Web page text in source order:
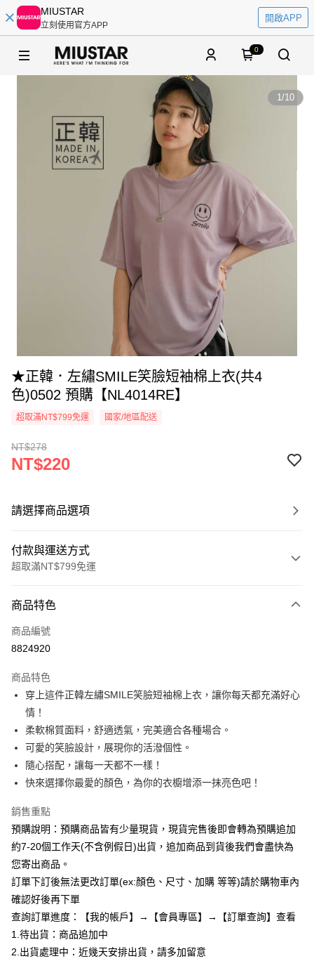
MIUSTAR
立刻使用官方APP
開啟APP
0
1/10
★正韓．左繡SMILE笑臉短袖棉上衣(共4
色)0502 預購【NL4014RE】
超取滿NT$799免運 國家/地區配送
NT$278
NT$220
請選擇商品選項
付款與運送方式
超取滿NT$799免運
信用卡一次付款
超商取貨付款
Apple Pay
街口支付
悠遊付
Google Pay
【關於「AFTEE先享後付」】
AFTEE先享後付是「在收到商品之後才付款」的支付方式。 讓您購物簡單
便利好安心！
１．簡單：不需註冊會員、不需綁卡、不需儲值。
２．便利：只要手機號碼，簡訊認證，即可結帳。
３．安心：先確認商品／服務後，再付款。
１．於結帳方式選擇「AFTEE先享後付」後，將跳轉至「AFTEE先享後付」
ATM付款
運送方式
全家付款取貨
每筆NT$85，滿NT$799(含以上)免運費
商品特色
商品編號
8824920
商品特色
穿上這件正韓左繡SMILE笑臉短袖棉上衣，讓你每天都充滿好心
情！
柔軟棉質面料，舒適透氣，完美適合各種場合。
可愛的笑臉設計，展現你的活潑個性。
隨心搭配，讓每一天都不一樣！
快來選擇你最愛的顏色，為你的衣櫥增添一抹亮色吧！
銷售重點
預購說明：預購商品皆有少量現貨，現貨完售後即會轉為預購追加
約7-20個工作天(不含例假日)出貨，追加商品到貨後我們會盡快為
您寄出商品。
訂單下訂後無法更改訂單(ex:顏色、尺寸、加購 等等)請於購物車內
確認好後再下單
查詢訂單進度：【我的帳戶】→【會員專區】→【訂單查詢】查看
1.待出貨：商品追加中
2.出貨處理中：近幾天安排出貨，請多加留意